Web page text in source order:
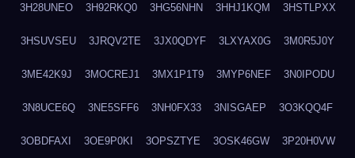
3H28UNEO 3H92RKQ0 3HG56NHN 3HHJ1KQM 3HSTLPXX
3HSUVSEU 3JRQV2TE 3JX0QDYF 3LXYAX0G 3M0R5J0Y
3ME42K9J 3MOCREJ1 3MX1P1T9 3MYP6NEF 3N0IPODU
3N8UCE6Q 3NE5SFF6 3NH0FX33 3NISGAEP 3O3KQQ4F
3OBDFAXI 3OE9P0KI 3OPSZTYE 3OSK46GW 3P20H0VW